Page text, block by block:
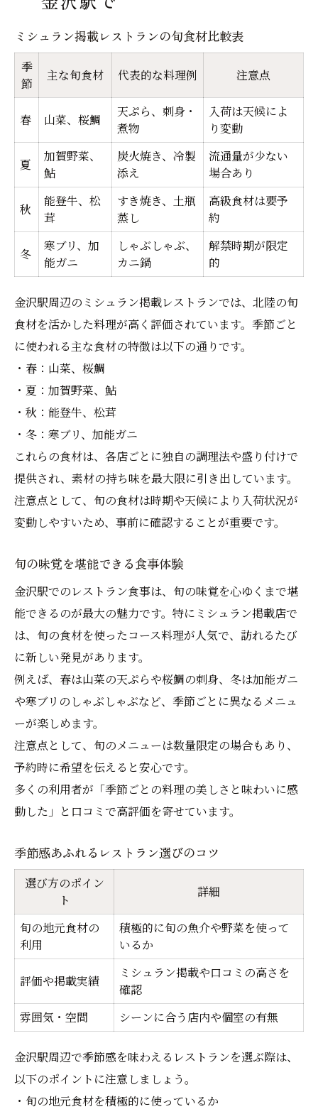
話題のグルメスポットを満喫する方法
レストラン選びで失敗しないポイント
女子会や観光に最適な話題の場所
地元食材を味わうレストラン選びの極意
地元食材が光るレストラン特徴一覧
食材にこだわるレストランの見分け方
旬の味を楽しむ選び方のコツ
金沢駅で味わう地元の恵み
地元食材×レストランの魅力発見
ミシュラン掲載のレストラン体験記
感動した食事体験の実例紹介
ミシュラン体験で得られる特別感
レストランの雰囲気やサービスの違い
ミシュラン体験を楽しむための準備
女子会や観光に最適な金沢駅の食事案内
女子会向けレストラン特徴比較表
観光客に人気の食事スポット案内
女子会におすすめの雰囲気とは
観光時に便利なレストラン選び術
夜ご飯やランチも満喫できる金沢駅グルメ
ランチ・夜ご飯対応レストランリスト
昼夜問わず楽しめるグルメの魅力
コスパ重視の食事選びポイント
夜ご飯やランチの楽しみ方比較
駅周辺で味わう旬のグルメ体験
ミシュラン掲載レストランの旬食材比較表
季
節
主な旬食材 代表的な料理例 注意点
春 山菜、桜鯛
天ぷら、刺身・
煮物
入荷は天候によ
り変動
夏
加賀野菜、
鮎
炭火焼き、冷製
添え
流通量が少ない
場合あり
秋
能登牛、松
茸
すき焼き、土瓶
蒸し
高級食材は要予
約
冬
寒ブリ、加
能ガニ
しゃぶしゃぶ、
カニ鍋
解禁時期が限定
的
金沢駅周辺のミシュラン掲載レストランでは、北陸の旬
食材を活かした料理が高く評価されています。季節ごと
に使われる主な食材の特徴は以下の通りです。
・春：山菜、桜鯛
・夏：加賀野菜、鮎
・秋：能登牛、松茸
・冬：寒ブリ、加能ガニ
これらの食材は、各店ごとに独自の調理法や盛り付けで
提供され、素材の持ち味を最大限に引き出しています。
注意点として、旬の食材は時期や天候により入荷状況が
変動しやすいため、事前に確認することが重要です。
旬の味覚を堪能できる食事体験
金沢駅でのレストラン食事は、旬の味覚を心ゆくまで堪
能できるのが最大の魅力です。特にミシュラン掲載店で
は、旬の食材を使ったコース料理が人気で、訪れるたび
に新しい発見があります。
例えば、春は山菜の天ぷらや桜鯛の刺身、冬は加能ガニ
や寒ブリのしゃぶしゃぶなど、季節ごとに異なるメニュ
ーが楽しめます。
注意点として、旬のメニューは数量限定の場合もあり、
予約時に希望を伝えると安心です。
多くの利用者が「季節ごとの料理の美しさと味わいに感
動した」と口コミで高評価を寄せています。
季節感あふれるレストラン選びのコツ
選び方のポイン
ト
詳細
旬の地元食材の
利用
積極的に旬の魚介や野菜を使って
いるか
評価や掲載実績
ミシュラン掲載や口コミの高さを
確認
雰囲気・空間
シーンに合う店内や個室の有無
金沢駅周辺で季節感を味わえるレストランを選ぶ際は、
以下のポイントに注意しましょう。
・旬の地元食材を積極的に使っているか